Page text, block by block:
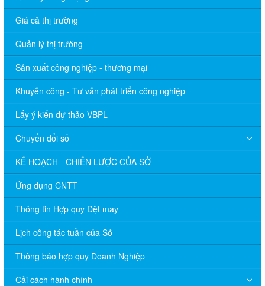
Giá cả thị trường
Quản lý thị trường
Sản xuất công nghiệp - thương mại
Khuyến công - Tư vấn phát triển công nghiệp
Lấy ý kiến dự thảo VBPL
Chuyển đổi số
KẾ HOẠCH - CHIẾN LƯỢC CỦA SỞ
Ứng dụng CNTT
Thông tin Hợp quy Dệt may
Lịch công tác tuần của Sở
Thông báo hợp quy Doanh Nghiệp
Cải cách hành chính